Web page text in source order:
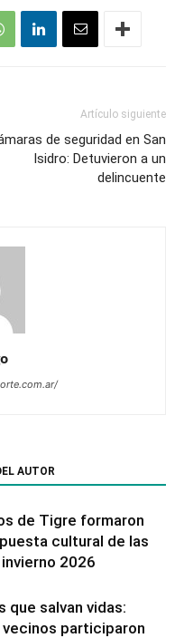
Artículo siguiente
de seguridad en San
Isidro: Detuvieron a un
delincuente
AUTOR
de Tigre formaron
cultural de las
2026
que salvan vidas:
participaron